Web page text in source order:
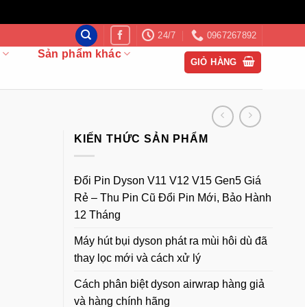
24/7 0967267892
Sản phẩm khác
GIỎ HÀNG
KIẾN THỨC SẢN PHẨM
Đổi Pin Dyson V11 V12 V15 Gen5 Giá
Rẻ – Thu Pin Cũ Đổi Pin Mới, Bảo Hành
12 Tháng
Máy hút bụi dyson phát ra mùi hôi dù đã
thay lọc mới và cách xử lý
Cách phân biệt dyson airwrap hàng giả
và hàng chính hãng